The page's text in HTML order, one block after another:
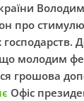
про
молодим
грошова
Офіс